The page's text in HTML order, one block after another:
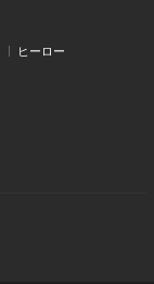
ヒーロー